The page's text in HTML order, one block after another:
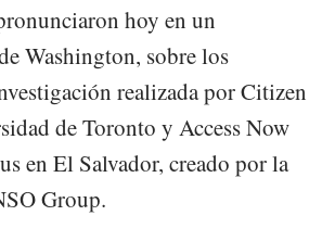
hoy en un
Washington, sobre los
realizada por Citizen
de Toronto y Access Now
en El Salvador, creado por la
Group.